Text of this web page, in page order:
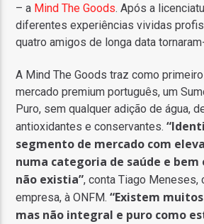
– a Mind The Goods. Após a
diferentes experiências vividas
quatro amigos de longa data
A Mind The Goods traz como
mercado premium português, um
Puro, sem qualquer adição de água,
antioxidantes e conservantes.
segmento de mercado com
numa categoria de saúde e bem
não existia”, conta Tiago Meneses,
empresa, à ONFM.“Existem
mas não integral e puro como